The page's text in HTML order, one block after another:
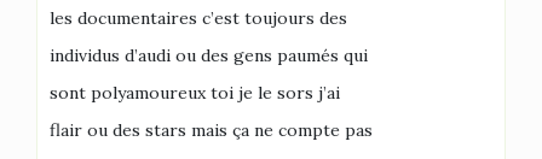
les documentaires c’est toujours des
individus d’audi ou des gens paumés qui
sont polyamoureux toi je le sors j’ai
flair ou des stars mais ça ne compte pas